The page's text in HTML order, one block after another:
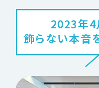
2023年4
飾らない本音